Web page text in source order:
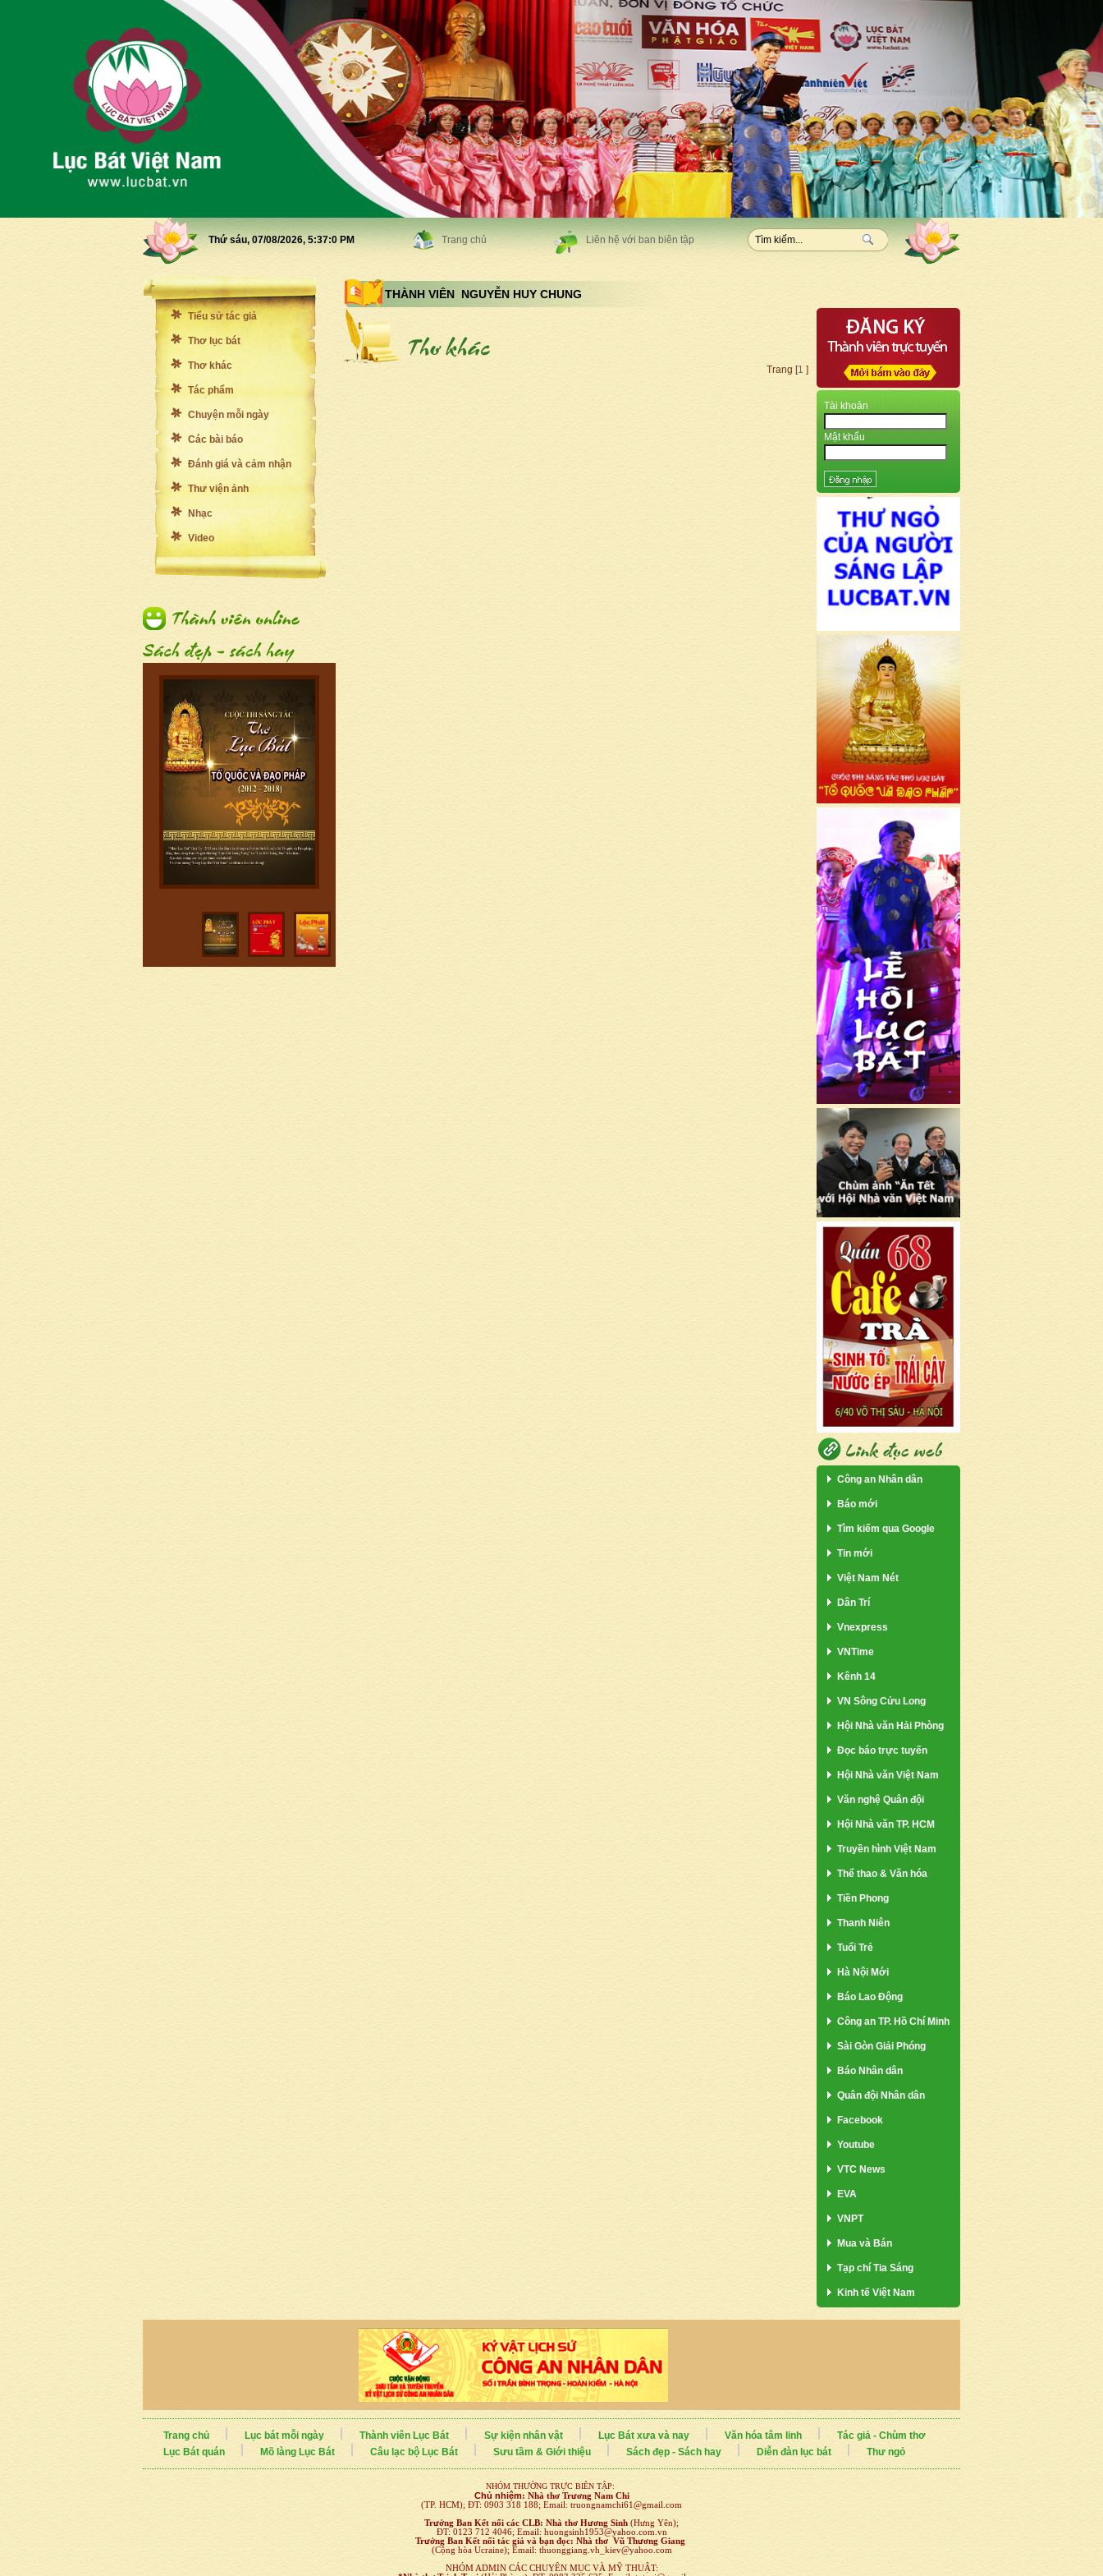
Thứ sáu, 07/08/2026, 5:37:2 PM Trang chủ Liên hệ với ban biên tập
Tiểu sử tác giả
Thơ lục bát
Thơ khác
Tác phẩm
Chuyện mỗi ngày
Các bài báo
Đánh giá và cảm nhận
Thư viện ảnh
Nhạc
Video
THÀNH VIÊN NGUYỄN HUY CHUNG
Trang [1 ]
Tài khoản
Mật khẩu
Công an Nhân dân
Báo mới
Tìm kiếm qua Google
Tin mới
Việt Nam Nét
Dân Trí
Vnexpress
VNTime
Kênh 14
VN Sông Cửu Long
Hội Nhà văn Hải Phòng
Đọc báo trực tuyến
Hội Nhà văn Việt Nam
Văn nghệ Quân đội
Hội Nhà văn TP. HCM
Truyền hình Việt Nam
Thể thao & Văn hóa
Tiền Phong
Thanh Niên
Tuổi Trẻ
Hà Nội Mới
Báo Lao Động
Công an TP. Hồ Chí Minh
Sài Gòn Giải Phóng
Báo Nhân dân
Quân đội Nhân dân
Facebook
Youtube
VTC News
EVA
VNPT
Mua và Bán
Tạp chí Tia Sáng
Kinh tế Việt Nam
Trang chủ Lục bát mỗi ngày Thành viên Lục Bát Sự kiện nhân vật Lục Bát xưa và nay Văn hóa tâm linh
Tác giả - Chùm thơ
Lục Bát quán
Mõ làng Lục Bát Câu lạc bộ Lục Bát Sưu tầm & Giới thiệu Sách đẹp - Sách hay Diễn đàn lục bát Thư ngỏ
NHÓM THƯỜNG TRỰC BIÊN TẬP:
Chủ nhiệm: Nhà thơ Trương Nam Chi
(TP. HCM); ĐT: 0903 318 188; Email: truongnamchi61@gmail.com
Trưởng Ban Kết nối các CLB: Nhà thơ Hương Sinh (Hưng Yên);
ĐT: 0123 712 4046; Email: huongsinh1953@yahoo.com.vn
Trưởng Ban Kết nối tác giả và bạn đọc: Nhà thơ Vũ Thương Giang
(Cộng hòa Ucraine); Email: thuonggiang.vh_kiev@yahoo.com
NHÓM ADMIN CÁC CHUYÊN MỤC VÀ MỸ THUẬT: